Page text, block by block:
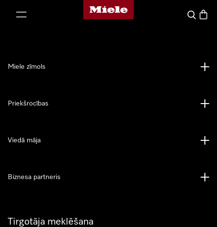
Miele mājas lapa
Tirgotāja meklēšana
Miele zīmols
Priekšrocības
Viedā māja
Biznesa partneris